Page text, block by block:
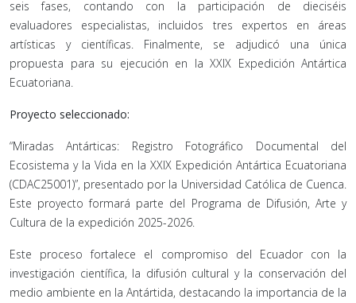
seis fases, contando con la participación de dieciséis
evaluadores especialistas, incluidos tres expertos en áreas
artísticas y científicas. Finalmente, se adjudicó una única
propuesta para su ejecución en la XXIX Expedición Antártica
Ecuatoriana.
Proyecto seleccionado:
“Miradas Antárticas: Registro Fotográfico Documental del
Ecosistema y la Vida en la XXIX Expedición Antártica Ecuatoriana
(CDAC25001)”, presentado por la Universidad Católica de Cuenca.
Este proyecto formará parte del Programa de Difusión, Arte y
Cultura de la expedición 2025-2026.
Este proceso fortalece el compromiso del Ecuador con la
investigación científica, la difusión cultural y la conservación del
medio ambiente en la Antártida, destacando la importancia de la